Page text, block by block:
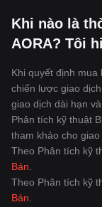
Khi nào là
AORA? Tôi
Khi quyết định
chiến lược giao
giao dịch dài hạn
Phân tích kỹ thuật
tham khảo cho giao
Theo Phân tích kỹ
Bán
Theo Phân tích kỹ
Bán